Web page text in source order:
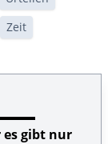
Zeit
es gibt nur